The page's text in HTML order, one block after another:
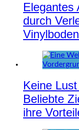
Elegantes
durch
Keine
Beliebte
ihre